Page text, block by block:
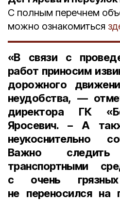
С полным перечнем
можно ознакомиться
«В связи с
работ приносим
дорожного
неудобства, —
директора ГК
Яросевич. – А
неукоснительно
Важно
транспортными
с очень
не переносился на